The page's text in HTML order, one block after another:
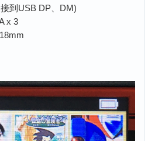
到USB DP、DM)
x 3